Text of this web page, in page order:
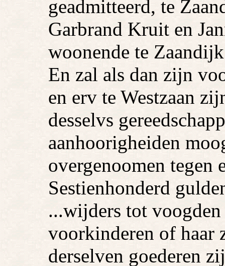
geadmitteerd, te
Garbrand Kruit en
woonende te
En zal als dan zijn
en erv te Westzaan
desselvs
aanhoorigheiden
overgenoomen tegen
Sestienhonderd
...wijders tot
voorkinderen of haar
derselven goederen